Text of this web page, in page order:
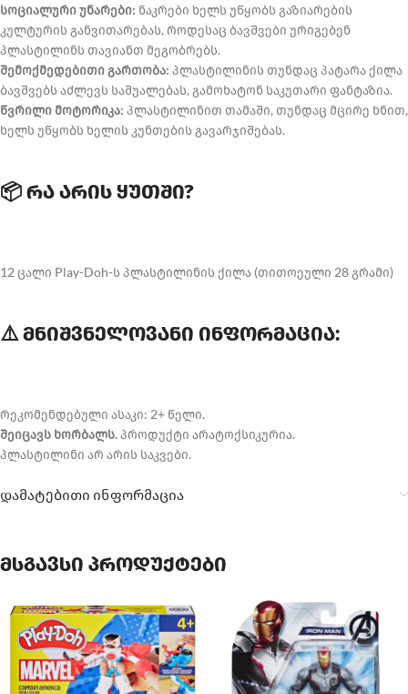
სოციალური უნარები: ნაკრები ხელს უწყობს გაზიარების
კულტურის განვითარებას, როდესაც ბავშვები ურიგებენ
პლასტილინს თავიანთ მეგობრებს.
შემოქმედებითი გართობა: პლასტილინის თუნდაც პატარა ქილა
ბავშვებს აძლევს საშუალებას, გამოხატონ საკუთარი ფანტაზია.
წვრილი მოტორიკა: პლასტილინით თამაში, თუნდაც მცირე ხნით,
ხელს უწყობს ხელის კუნთების გავარჯიშებას.
📦 რა არის ყუთში?
12 ცალი Play-Doh-ს პლასტილინის ქილა (თითოეული 28 გრამი)
⚠️ მნიშვნელოვანი ინფორმაცია:
რეკომენდებული ასაკი: 2+ წელი.
შეიცავს ხორბალს.პროდუქტი არატოქსიკურია.
პლასტილინი არ არის საკვები.
დამატებითი ინფორმაცია
მსგავსი პროდუქტები